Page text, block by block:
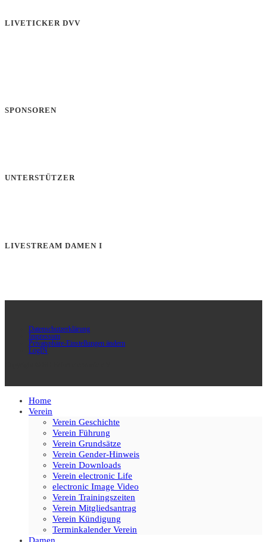
LIVETICKER DVV
SPONSOREN
UNTERSTÜTZER
LIVESTREAM DAMEN I
Datenschutzerklärung
Impressum
Privatsphäre-Einstellungen ändern
LogIN
Home
Verein
Verein Geschichte
Verein Führung
Verein Grundsätze
Verein Gender-Hinweis
Verein Downloads
Verein electronic Life
electronic Image Video
Verein Trainingszeiten
Verein Mitgliedsantrag
Verein Kündigung
Terminkalender Verein